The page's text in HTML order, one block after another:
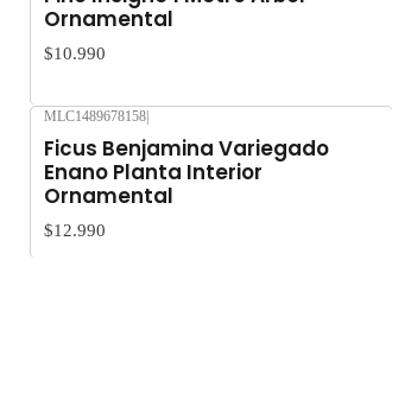
Ornamental
$10.990
MLC1489678158|
Ficus Benjamina Variegado
Enano Planta Interior
Ornamental
$12.990